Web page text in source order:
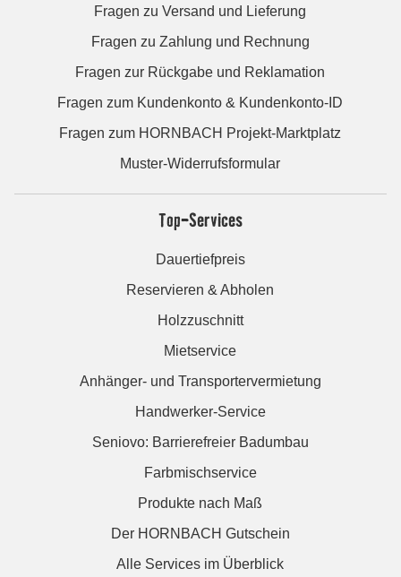
Fragen zu Versand und Lieferung
Fragen zu Zahlung und Rechnung
Fragen zur Rückgabe und Reklamation
Fragen zum Kundenkonto & Kundenkonto-ID
Fragen zum HORNBACH Projekt-Marktplatz
Muster-Widerrufsformular
Top-Services
Dauertiefpreis
Reservieren & Abholen
Holzzuschnitt
Mietservice
Anhänger- und Transportervermietung
Handwerker-Service
Seniovo: Barrierefreier Badumbau
Farbmischservice
Produkte nach Maß
Der HORNBACH Gutschein
Alle Services im Überblick